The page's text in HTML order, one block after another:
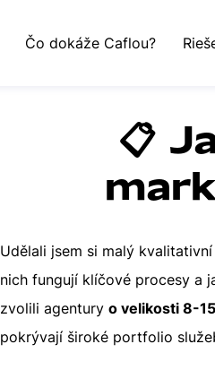
Čo dokáže Caflou?
📋
Udělali jsem si malý
nich fungují klíčové procesy a
zvolili agentury o velikosti 8-
pokrývají široké portfolio